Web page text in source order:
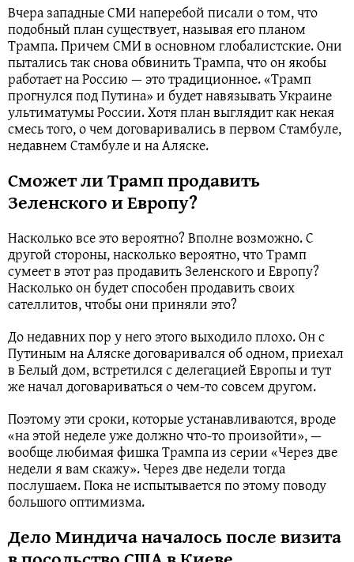
Вчера западные СМИ наперебой писали о том, что
подобный план существует, называя его планом
Трампа. Причем СМИ в основном глобалистские. Они
пытались так снова обвинить Трампа, что он якобы
работает на Россию — это традиционное. «Трамп
прогнулся под Путина» и будет навязывать Украине
ультиматумы России. Хотя план выглядит как некая
смесь того, о чем договаривались в первом Стамбуле,
недавнем Стамбуле и на Аляске.
Сможет ли Трамп продавить
Зеленского и Европу?
Насколько все это вероятно? Вполне возможно. С
другой стороны, насколько вероятно, что Трамп
сумеет в этот раз продавить Зеленского и Европу?
Насколько он будет способен продавить своих
сателлитов, чтобы они приняли это?
До недавних пор у него этого выходило плохо. Он с
Путиным на Аляске договаривался об одном, приехал
в Белый дом, встретился с делегацией Европы и тут
же начал договариваться о чем-то совсем другом.
Поэтому эти сроки, которые устанавливаются, вроде
«на этой неделе уже должно что-то произойти», —
вообще любимая фишка Трампа из серии «Через две
недели я вам скажу». Через две недели тогда
послушаем. Пока не испытывается по этому поводу
большого оптимизма.
Дело Миндича началось после визита